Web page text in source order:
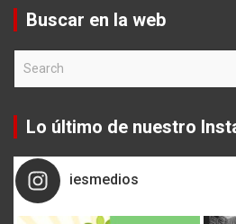
Buscar en la web
r
h
Lo último de nuestro
iesmedios